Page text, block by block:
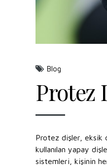
Blog
Protez
Protez dişler, eksik
kullanılan yapay
sistemleri, kişinin